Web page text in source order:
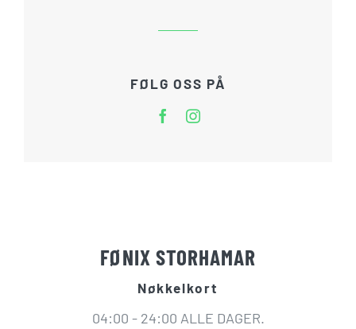
FØLG OSS PÅ
FØNIX STORHAMAR
Nøkkelkort
04:00 - 24:00 ALLE DAGER.